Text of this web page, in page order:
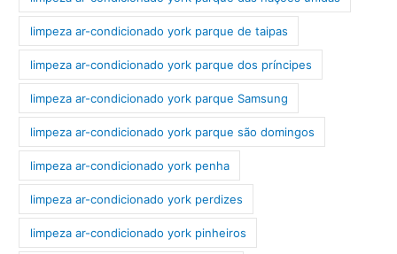
limpeza ar-condicionado york parque de taipas
limpeza ar-condicionado york parque dos príncipes
limpeza ar-condicionado york parque Samsung
limpeza ar-condicionado york parque são domingos
limpeza ar-condicionado york penha
limpeza ar-condicionado york perdizes
limpeza ar-condicionado york pinheiros